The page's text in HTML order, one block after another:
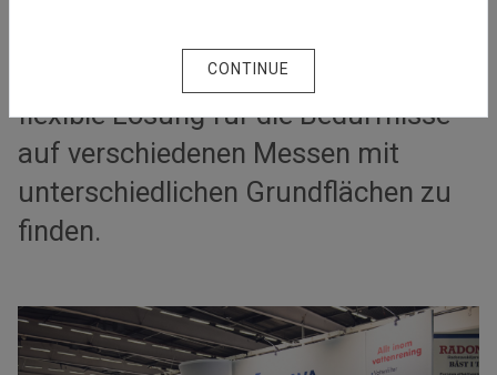
es Brava Vattenrening wichtig, eine
flexible Lösung für die Bedürfnisse
auf verschiedenen Messen mit
unterschiedlichen Grundflächen zu
finden.
CONTINUE